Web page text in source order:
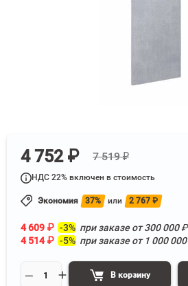
4 752 ₽ 7 519 ₽
НДС 22% включен в стоимость
Экономия 37% или 2 767 ₽
4 609 ₽ -3% при заказе от300 000₽
4 514₽ -5% при заказе от 1 000 000
В корзину